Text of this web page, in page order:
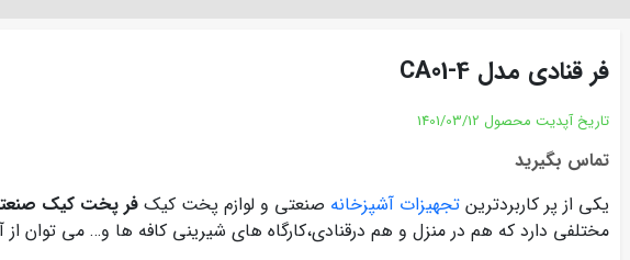
فر قنادی مدل CA01-4
تاریخ آپدیت محصول 1401/03/12
تماس بگیرید
یکی از پر کاربردترین تجهیزات آشپزخانه صنعتی و لوازم پخت کیک فر پخت کیک
مختلفی دارد که هم در منزل و هم درقنادی،کارگاه های شیرینی کافه ها و… می توان از